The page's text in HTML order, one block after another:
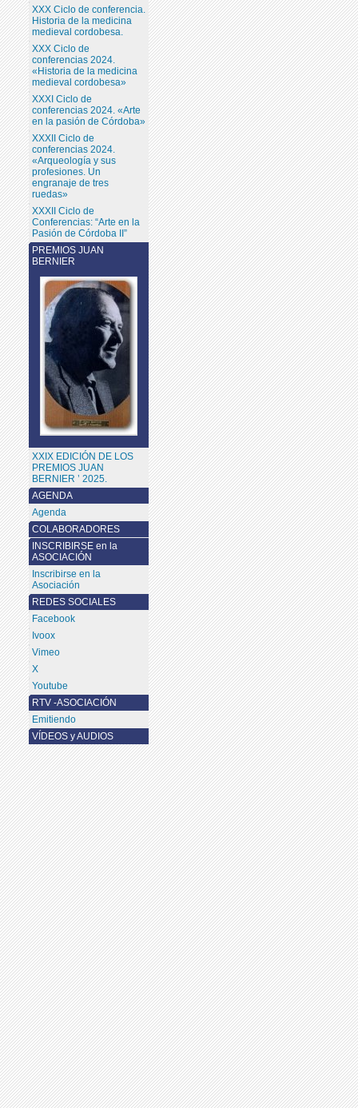
AGENDA
Agenda
COLABORADORES
XXX Ciclo de conferencia.
Historia de la medicina
medieval cordobesa.
XXX Ciclo de
conferencias 2024.
«Historia de la medicina
medieval cordobesa»
XXXI Ciclo de
conferencias 2024. «Arte
en la pasión de Córdoba»
XXXII Ciclo de
conferencias 2024.
«Arqueología y sus
profesiones. Un
engranaje de tres
ruedas»
XXXII Ciclo de
Conferencias: “Arte en la
Pasión de Córdoba II”
INSCRIBIRSE en la
ASOCIACIÓN
Inscribirse en la
Asociación
PREMIOS JUAN
BERNIER
XXIX EDICIÓN DE LOS
PREMIOS JUAN
BERNIER ’ 2025.
REDES SOCIALES
Facebook
Ivoox
Vimeo
X
Youtube
RTV -ASOCIACIÓN
Emitiendo
VÍDEOS y AUDIOS